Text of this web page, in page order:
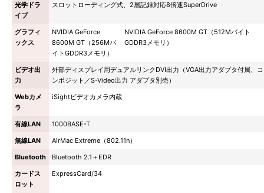
光学ドラ
イブ
スロットローディング式、2層記録対応8倍速SuperDrive
グラフィ
ックス
NVIDIA GeForce
8600M GT（256Mバ
イトGDDR3メモリ）
NVIDIA GeForce 8600M GT（512Mバイト
GDDR3メモリ）
ビデオ出
力
外部ディスプレイ用デュアルリンクDVI出力（VGA出力アダプタ付属、コ
ンポジット／S-Video出力 アダプタ別売）
Webカメ
ラ
iSightビデオカメラ内蔵
有線LAN
1000BASE-T
無線LAN
AirMac Extreme（802.11n）
Bluetooth
Bluetooth 2.1＋EDR
カードス
ロット
ExpressCard/34